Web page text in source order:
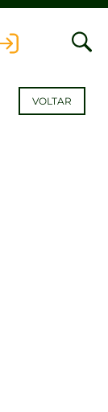
VOLTAR